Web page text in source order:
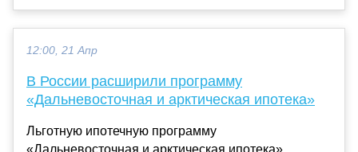
12:00, 21 Апр
В России расширили программу
«Дальневосточная и арктическая ипотека»
Льготную ипотечную программу
«Дальневосточная и арктическая ипотека»